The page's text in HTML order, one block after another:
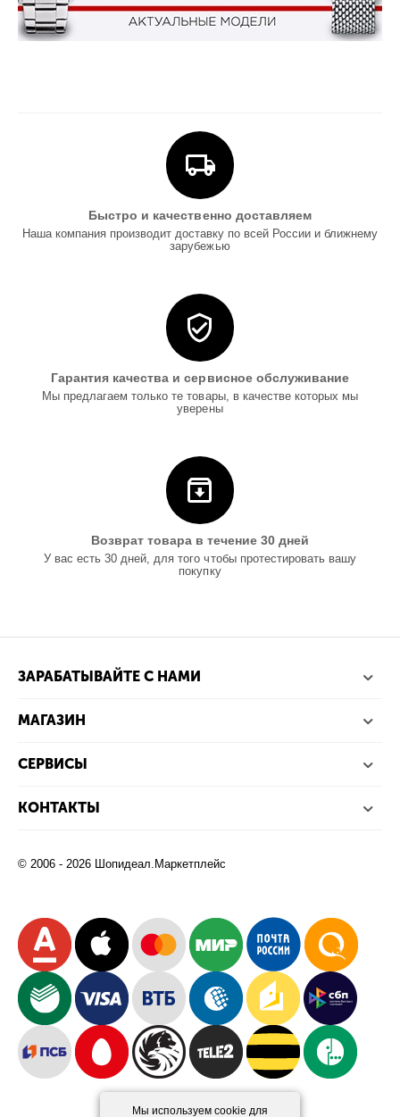
Мы используем cookie для
Быстро и качественно доставляем
Наша компания производит доставку по всей России и ближнему
зарубежью
Гарантия качества и сервисное обслуживание
Мы предлагаем только те товары, в качестве которых мы
уверены
Возврат товара в течение 30 дней
У вас есть 30 дней, для того чтобы протестировать вашу
покупку
ЗАРАБАТЫВАЙТЕ С НАМИ
МАГАЗИН
СЕРВИСЫ
КОНТАКТЫ
© 2006 - 2026 Шопидеал.Маркетплейс